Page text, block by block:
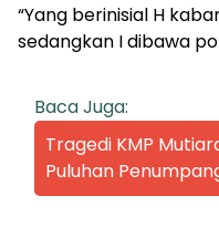
“Yang berinisial H
sedangkan I dibawa
Baca Juga:
Tragedi KMP
Puluhan